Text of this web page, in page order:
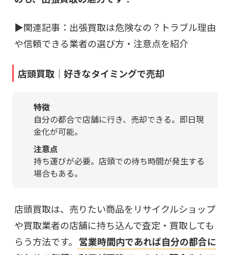
▶関連記事： 出張買取は危険なの？トラブル理由
や信頼できる業者の選び方・注意点を紹介
店頭買取｜好きなタイミングで売却
特徴
自分の都合で店舗に行き、売却できる。即日現
金化が可能。
注意点
持ち運びが必要。店頭での待ち時間が発生する
場合もある。
店頭買取は、売りたい商品をリサイクルショップ
や買取業者の店舗に持ち込んで査定・買取しても
らう方法です。 営業時間内であれば自分の都合に